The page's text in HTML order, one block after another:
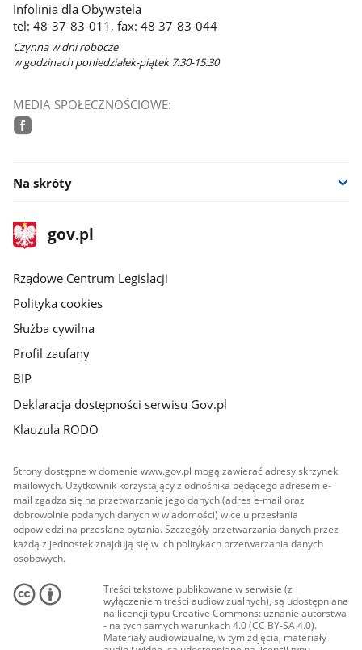
Infolinia dla Obywatela
tel: 48-37-83-011, fax: 48 37-83-044
Czynna w dni robocze
w godzinach poniedziałek-piątek 7:30-15:30
MEDIA SPOŁECZNOŚCIOWE:
Na skróty
stopka
gov.plStrona
gov.pl
Rządowe Centrum Legislacji
Polityka cookies
Służba cywilna
Profil zaufany
BIP
Deklaracja dostępności serwisu Gov.pl
Klauzula RODO
Strony dostępne w domenie www.gov.pl mogą zawierać adresy skrzynek
mailowych. Użytkownik korzystający z odnośnika będącego adresem e-
mail zgadza się na przetwarzanie jego danych (adres e-mail oraz
dobrowolnie podanych danych w wiadomości) w celu przesłania
odpowiedzi na przesłane pytania. Szczegóły przetwarzania danych przez
każdą z jednostek znajdują się w ich politykach przetwarzania danych
osobowych.
Treści tekstowe publikowane w serwisie (z
wyłączeniem treści audiowizualnych), są udostępniane
na licencji typu Creative Commons: uznanie autorstwa
- na tych samych warunkach 4.0 (CC BY-SA 4.0).
Materiały audiowizualne, w tym zdjęcia, materiały